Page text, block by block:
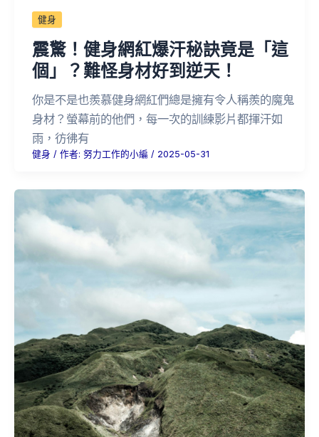
健身
震驚！健身網紅爆汗秘訣竟是「這
個」？難怪身材好到逆天！
你是不是也羨慕健身網紅們總是擁有令人稱羨的魔鬼
身材？螢幕前的他們，每一次的訓練影片都揮汗如
雨，彷彿有
健身 / 作者: 努力工作的小編 / 2025-05-31